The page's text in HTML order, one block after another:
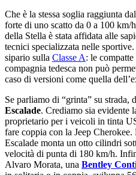
Che è la stessa soglia raggiunta
forte di uno scatto da 0 a 100
della Stella è stata affidata alle
tecnici specializzata nelle
sipario sulla Classe A: le
compagnia tedesca non può
caso di versioni come quella
Se parliamo di “grinta” su strada,
Escalade. Crediamo sia evidente
proprietario per i veicoli in tinta
fare coppia con la Jeep
Escalade monta un otto cilindri
velocità di punta di 180 km/h.
Alvaro Morata, una Bentley